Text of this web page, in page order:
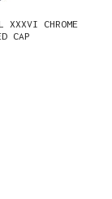
XXXVI CHROME
CAP